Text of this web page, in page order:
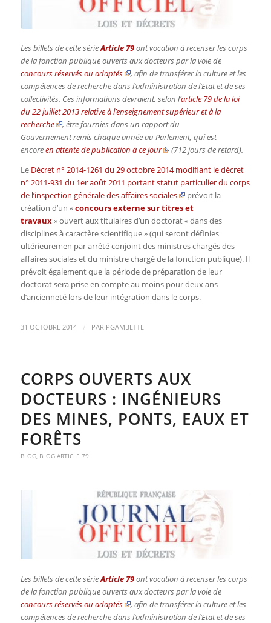
Les billets de cette sérieArticle 79ont vocation à recenser les corps
de la fonction publique ouverts aux docteurs par la voie de
concours réservés ou adaptés
, afin de transférer la culture et les
compétences de recherche dans l’administration de l’Etat et de ses
collectivités. Ces informations devraient, selon l’article 79 de la loi
du 22 juillet 2013 relative à l’enseignement supérieur et à la
recherche
, être fournies dans un rapport du
Gouvernement remis chaque année au Parlement, qui est
encoreen attente de publication à ce jour
(712 jours de retard).
Le Décret n° 2014-1261 du 29 octobre 2014 modifiant le décret
n° 2011-931 du 1er août 2011 portant statut particulier du corps
de l’inspection générale des affaires sociales
prévoit la
création d’un «concours externe sur titres et
travaux » ouvert aux titulaires d’un doctorat « dans des
disciplines à caractère scientifique » (qui seront définies
ultérieuremen par arrêté conjoint des ministres chargés des
affaires sociales et du ministre chargé de la fonction publique). Il
prévoit également que la période de préparation de leur
doctorat sera prise en compte au moins pour deux ans
d’ancienneté lors de leur intégration dans le corps.
31 OCTOBRE 2014 / PAR PGAMBETTE
CORPS OUVERTS AUX
DOCTEURS : INGÉNIEURS
DES MINES, PONTS, EAUX ET
FORÊTS
BLOG, BLOG ARTICLE 79
Les billets de cette sérieArticle 79ont vocation à recenser les corps
de la fonction publique ouverts aux docteurs par la voie de
concours réservés ou adaptés
, afin de transférer la culture et les
compétences de recherche dans l’administration de l’Etat et de ses